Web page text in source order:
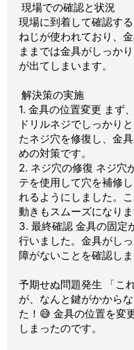
現場での確認と状況
現場に到着して確認す
ねじが使われており、
ままでは金具がしっか
が出てしまいます。
解決策の実施
1. 金具の位置変更 まず
ドリルネジでしっかり
たネジ穴を修復し、金
めの対策です。
2. ネジ穴の修復 ネジ穴
テを使用して穴を補修
れるようにしました。
動きもスムーズになりま
3. 最終確認 金具の固定
行いました。金具がし
障がないことを確認しま
予期せぬ問題発生 「こ
が、なんと鍵がかから
た！😅 金具の位置を変
しまったのです。